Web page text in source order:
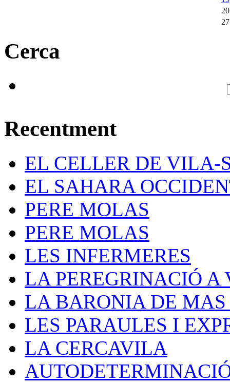
20
27
Cerca
Recentment
EL CELLER DE VILA-
EL SAHARA
PERE MOLAS
PERE MOLAS
LES INFERMERES
LA PEREGRINACIÓ A
LA BARONIA DE
LES PARAULES I
LA CERCAVILA